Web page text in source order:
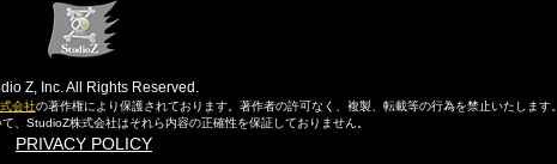
Z, Inc. All Rights Reserved.
会社の著作権により保護されております。 著作者の許可なく、複製、転載等の行為を禁止いたします。
、StudioZ株式会社はそれら内容の正確性を保証しておりません。
PRIVACY POLICY